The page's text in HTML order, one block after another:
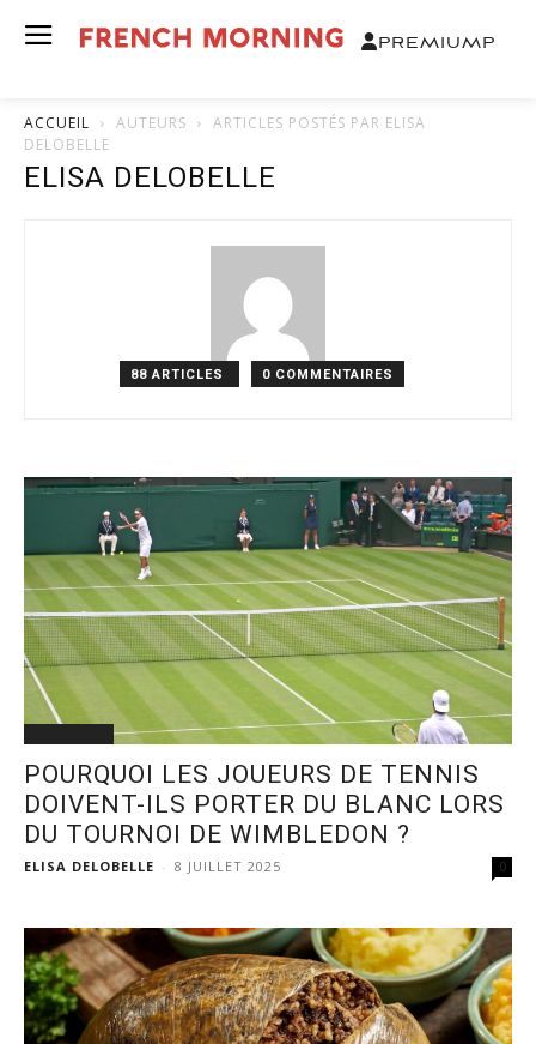
PREMIUMP
ACCUEIL AUTEURS
ARTICLES POSTÉS PAR ELISA
DELOBELLE
ELISA DELOBELLE
88 ARTICLES 0 COMMENTAIRES
POURQUOI LES JOUEURS DE TENNIS
DOIVENT-ILS PORTER DU BLANC LORS
DU TOURNOI DE WIMBLEDON ?
ELISA DELOBELLE - 8 JUILLET 2025 0